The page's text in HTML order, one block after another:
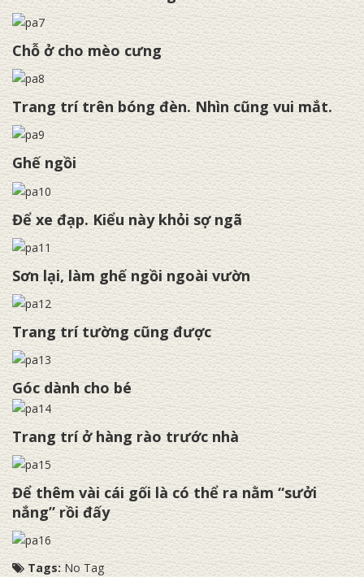
Chỗ ở cho mèo cưng
Trang trí trên bóng đèn. Nhìn cũng vui mắt.
Ghế ngồi
Để xe đạp. Kiểu này khỏi sợ ngã
Sơn lại, làm ghế ngồi ngoài vườn
Trang trí tường cũng được
Góc dành cho bé
Trang trí ở hàng rào trước nhà
Để thêm vài cái gối là có thể ra nằm “sưởi
nắng” rồi đấy
Tags:No Tag